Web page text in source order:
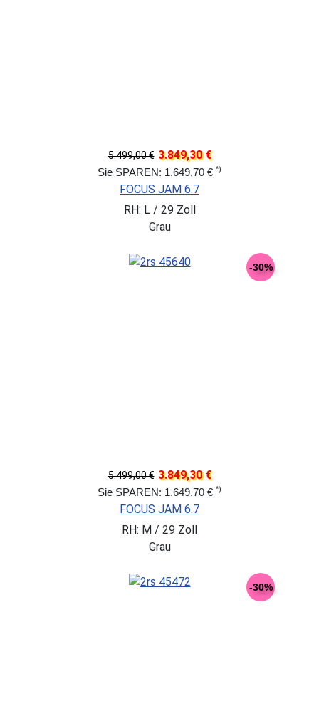
5.499,00 € 3.849,30 €
Sie SPAREN: 1.649,70 € *)
FOCUS JAM 6.7
RH: L / 29 Zoll
Grau
-30%
5.499,00 € 3.849,30 €
Sie SPAREN: 1.649,70 € *)
FOCUS JAM 6.7
RH: M / 29 Zoll
Grau
-30%